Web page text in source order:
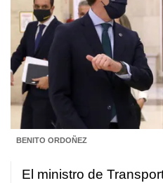
BENITO ORDOÑEZ
El ministro de